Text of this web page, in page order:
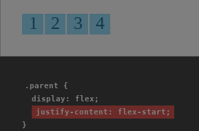
.parent {
display: flex;
justify-content: flex-start;
}